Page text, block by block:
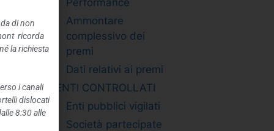
Ammontare
complessivo dei
premi
Dati relativi ai premi
ENTI CONTROLLATI
Enti pubblici vigilati
Società partecipate
di non
ricorda
la richiesta
i canali
dislocati
8:30 alle